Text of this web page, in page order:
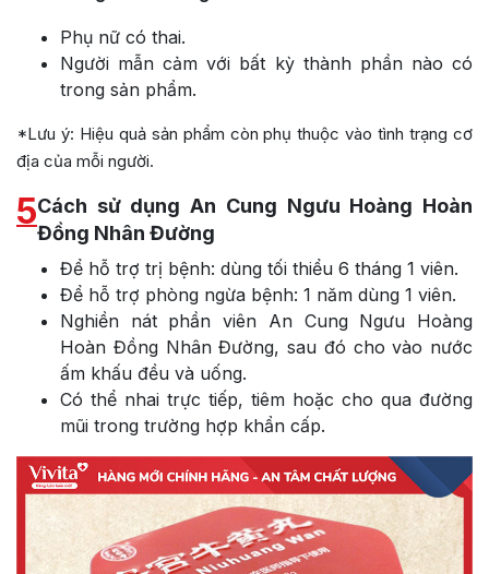
Phụ nữ có thai.
Người mẫn cảm với bất kỳ thành phần nào có
trong sản phẩm.
*Lưu ý: Hiệu quả sản phẩm còn phụ thuộc vào tình trạng cơ
địa của mỗi người.
5Cách sử dụng An Cung Ngưu Hoàng Hoàn
Đồng Nhân Đường
Để hỗ trợ trị bệnh: dùng tối thiểu 6 tháng 1 viên.
Để hỗ trợ phòng ngừa bệnh: 1 năm dùng 1 viên.
Nghiền nát phần viên An Cung Ngưu Hoàng
Hoàn Đồng Nhân Đường, sau đó cho vào nước
ấm khấu đều và uống.
Có thể nhai trực tiếp, tiêm hoặc cho qua đường
mũi trong trường hợp khẩn cấp.